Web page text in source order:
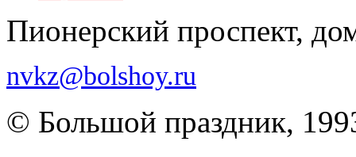
Пионерский проспект,
nvkz@bolshoy.ru
© Большой праздник,